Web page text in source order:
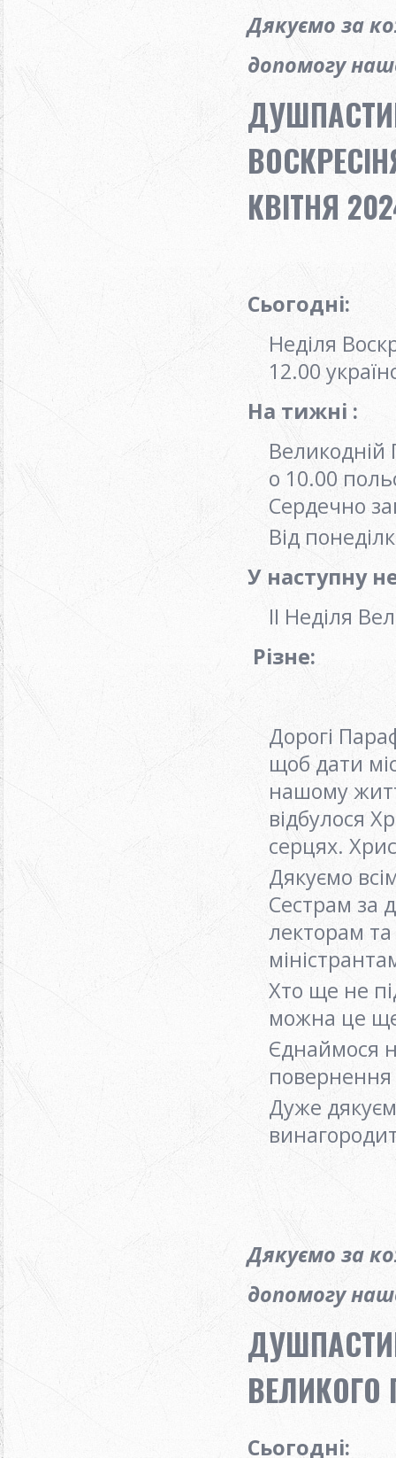
Дякуємо за
допомогу
КВІТНЯ
Сьогодні:
Неділя
12.00
На тижні :
Великодній
о 10.00
Сердечно
Від
У наступну
ІІ Неділя
Різне:
Дорогі
щоб дати
нашому
відбулося
серцях.
Дякуємо
Сестрам за
лекторам та
Хто ще не
можна це
Єднаймося
повернення
Дуже
Дякуємо за
допомогу
ВЕЛИКОГО
Сьогодні: